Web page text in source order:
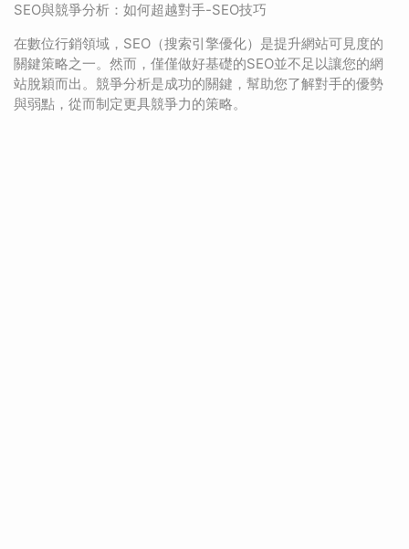
SEO與競爭分析：如何超越對手-SEO技巧
在數位行銷領域，SEO（搜索引擎優化）是提升網站可見度的
關鍵策略之一。然而，僅僅做好基礎的SEO並不足以讓您的網
站脫穎而出。競爭分析是成功的關鍵，幫助您了解對手的優勢
與弱點，從而制定更具競爭力的策略。